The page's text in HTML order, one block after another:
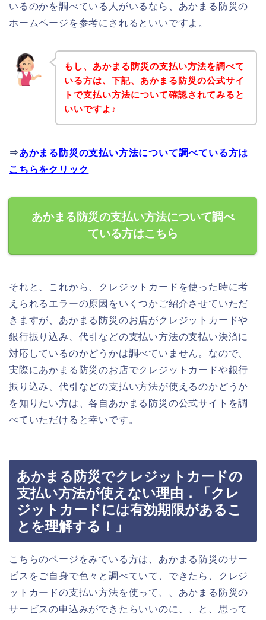
いるのかを調べている人がいるなら、あかまる防災の
ホームページを参考にされるといいですよ。
もし、あかまる防災の支払い方法を調べて
いる方は、下記、あかまる防災の公式サイ
トで支払い方法について確認されてみると
いいですよ♪
⇒あかまる防災の支払い方法について調べている方は
こちらをクリック
あかまる防災の支払い方法について調べ
ている方はこちら
それと、これから、クレジットカードを使った時に考
えられるエラーの原因をいくつかご紹介させていただ
きますが、あかまる防災のお店がクレジットカードや
銀行振り込み、代引などの支払い方法の支払い決済に
対応しているのかどうかは調べていません。なので、
実際にあかまる防災のお店でクレジットカードや銀行
振り込み、代引などの支払い方法が使えるのかどうか
を知りたい方は、各自あかまる防災の公式サイトを調
べていただけると幸いです。
あかまる防災でクレジットカードの
支払い方法が使えない理由．「クレ
ジットカードには有効期限があるこ
とを理解する！」
こちらのページをみている方は、あかまる防災のサー
ビスをご自身で色々と調べていて、できたら、クレジ
ットカードの支払い方法を使って、、あかまる防災の
サービスの申込みができたらいいのに、、と、思って